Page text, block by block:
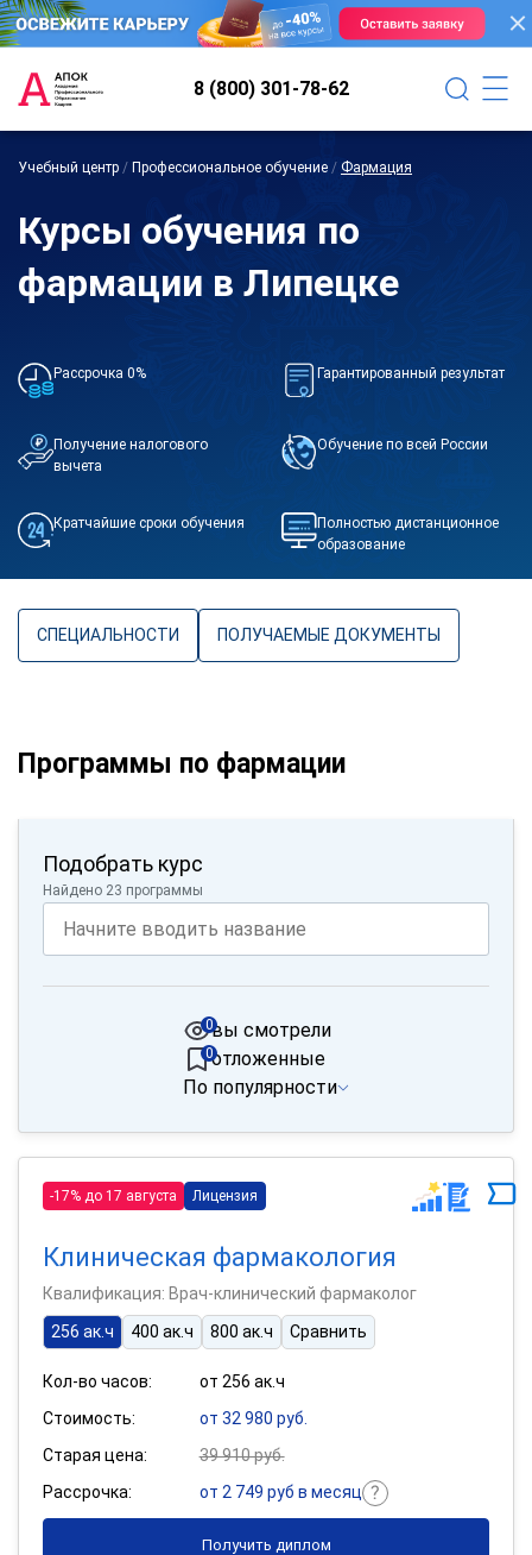
8 (800) 301-78-62
Учебный центр / Профессиональное обучение / Фармация
Курсы обучения по
фармации в Липецке
Рассрочка 0% Гарантированный результат
Получение налогового
вычета
Обучение по всей России
Кратчайшие сроки обучения
Полностью дистанционное
образование
СПЕЦИАЛЬНОСТИ ПОЛУЧАЕМЫЕ ДОКУМЕНТЫ
Программы по фармации
Подобрать курс
Найдено 23 программы
вы смотрели
0
отложенные
0
По популярности
-17% до 17 августа Лицензия
Клиническая фармакология
Квалификация: Врач-клинический фармаколог
256 ак.ч
400 ак.ч 800 ак.ч Сравнить
Кол-во часов:
от 256 ак.ч
Стоимость:
от 32 980 руб.
Старая цена:
39 910 руб.
Рассрочка:
от 2 749 руб в месяц
Получить диплом